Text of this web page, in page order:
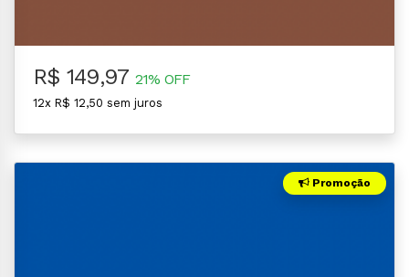
R$ 149,97 21% OFF
12x R$ 12,50 sem juros
Promoção